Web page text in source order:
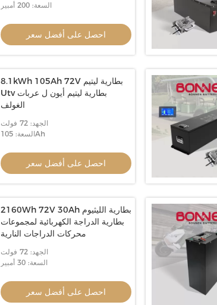
السعة: 200 أمبير
احصل على أفضل سعر
8.1kWh 105Ah 72V بطارية ليتيم
Utv بطارية ليتيم أيون ل عربات
الغولف
الجهد: 72 فولت
السعة: 105Ah
احصل على أفضل سعر
2160Wh 72V 30Ah بطارية الليثيوم
بطارية الدراجة الكهربائية لمجموعات
محركات الدراجات النارية
الجهد: 72 فولت
السعة: 30 أمبير
احصل على أفضل سعر